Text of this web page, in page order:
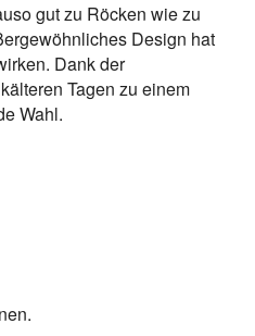
gut zu Röcken wie zu
Design hat
Dank der
Tagen zu einem
Wahl.